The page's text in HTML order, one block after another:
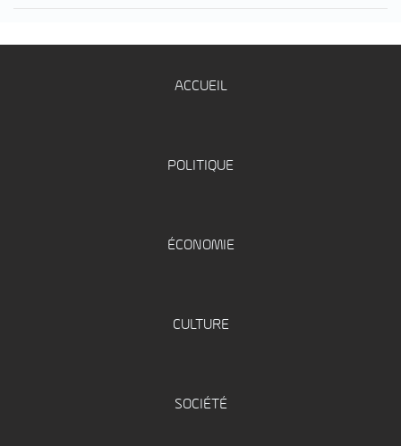
ACCUEIL
POLITIQUE
ÉCONOMIE
CULTURE
SOCIÉTÉ